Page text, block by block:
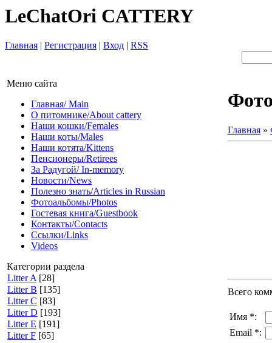
LeChatOri CATTERY
Главная | Регистрация | Вход | RSS
Меню сайта
Главная/ Main
О питомнике/About cattery
Наши кошки/Females
Наши коты/Males
Наши котята/Kittens
Пенсионеры/Retirees
За Радугой/ In-memory
Новости/News
Полезно знать/Articles in Russian
Фотоальбомы/Photos
Гостевая книга/Guestbook
Контакты/Contacts
Ссылки/Links
Videos
Категории раздела
Litter A [28]
Litter B [135]
Litter C [83]
Litter D [193]
Litter E [191]
Litter F [65]
Главная »
Всего
Имя *:
Email *: